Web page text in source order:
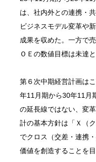
は、社内外との連携・
ビジネスモデル変革や
成果を収めた。一方で
ＯＥの数値目標は未達と
第６次中期経営計画は
年11月期から30年11月
の延長線ではない、変
計の基本方針は「Ｘ（
でクロス（交差・連携
価値を創造することを目